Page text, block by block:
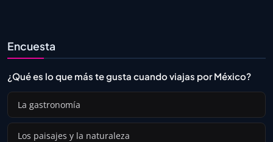
Encuesta
¿Qué es lo que más te gusta cuando viajas por México?
La gastronomía
Los paisajes y la naturaleza